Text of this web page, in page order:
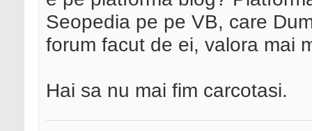
Seopedia pe pe VB, care
forum facut de ei, valora mai
Hai sa nu mai fim carcotasi.